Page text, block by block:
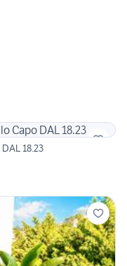
18.23